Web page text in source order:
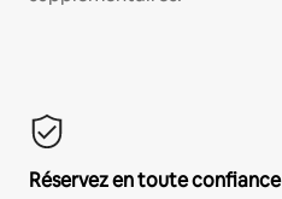
Réservez en toute confiance